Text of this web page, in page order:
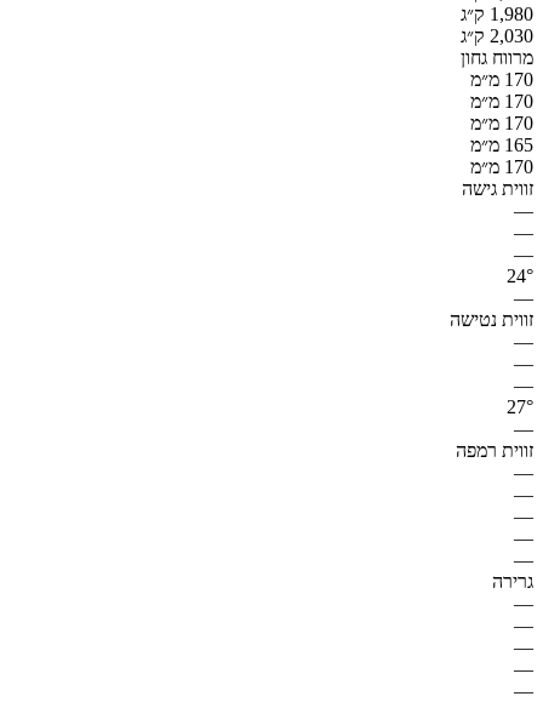
1,980 ק״ג
2,030 ק״ג
מרווח גחון
170 מ״מ
170 מ״מ
170 מ״מ
165 מ״מ
170 מ״מ
זווית גישה
—
—
—
24°
—
זווית נטישה
—
—
—
27°
—
זווית רמפה
—
—
—
—
—
גרירה
—
—
—
—
—